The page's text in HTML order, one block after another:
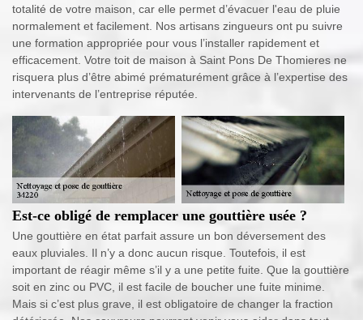
totalité de votre maison, car elle permet d’évacuer l'eau de pluie
normalement et facilement. Nos artisans zingueurs ont pu suivre
une formation appropriée pour vous l’installer rapidement et
efficacement. Votre toit de maison à Saint Pons De Thomieres ne
risquera plus d’être abimé prématurément grâce à l’expertise des
intervenants de l’entreprise réputée.
Est-ce obligé de remplacer une gouttière usée ?
Une gouttière en état parfait assure un bon déversement des
eaux pluviales. Il n’y a donc aucun risque. Toutefois, il est
important de réagir même s’il y a une petite fuite. Que la gouttière
soit en zinc ou PVC, il est facile de boucher une fuite minime.
Mais si c’est plus grave, il est obligatoire de changer la fraction